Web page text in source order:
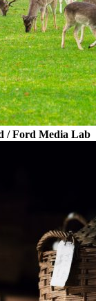
/ Ford Media Lab